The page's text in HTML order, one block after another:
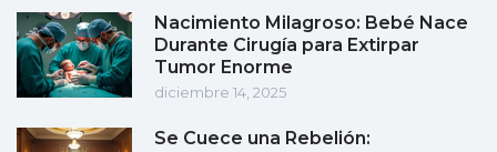
Nacimiento Milagroso: Bebé Nace
Durante Cirugía para Extirpar
Tumor Enorme
diciembre 14, 2025
Se Cuece una Rebelión: